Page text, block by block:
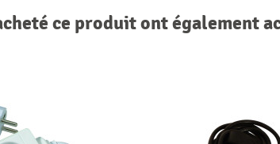
ce produit ont également